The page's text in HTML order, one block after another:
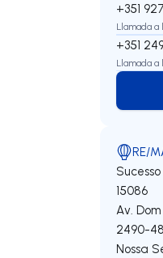
+351
Llamada
+351
Llamada
RE/
15086
Av.
2490-
Nossa